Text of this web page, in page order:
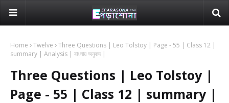
Home Twelve
Three Questions | Leo Tolstoy | Page - 55 | Class 12 |
summary | Analysis | বাংলায় অনুবাদ |
Three Questions | Leo Tolstoy |
Page - 55 | Class 12 | summary |